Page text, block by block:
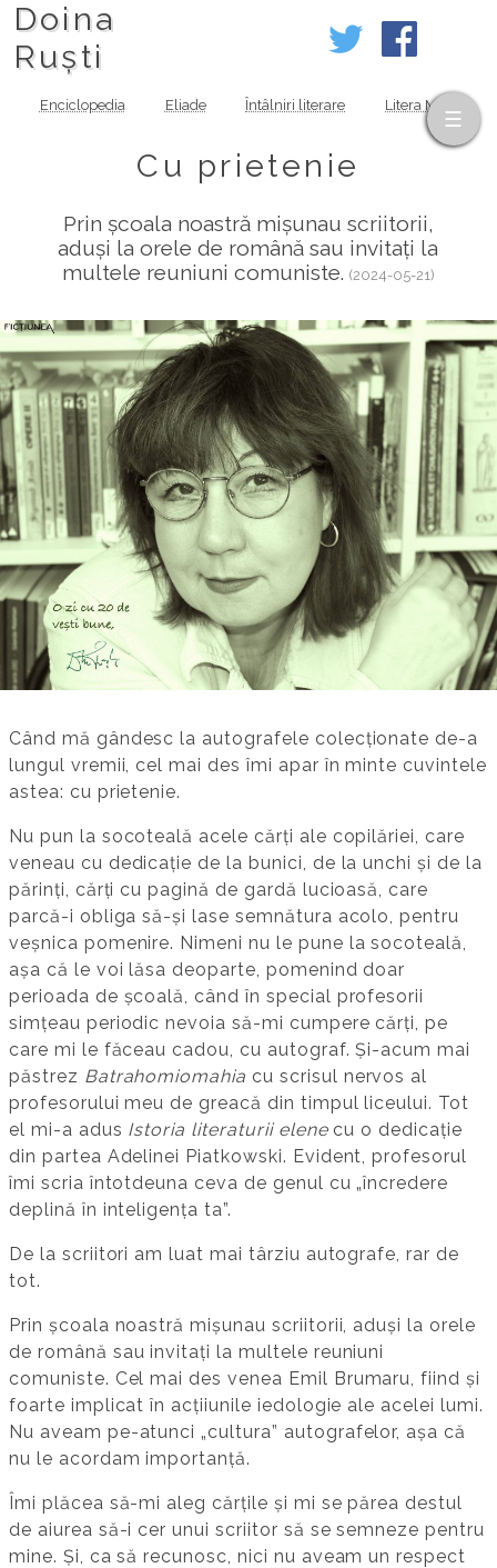
Doina
Ruști
Enciclopedia Eliade Întâlniri literare Litera MOV
Cu prietenie
Prin școala noastră mișunau scriitorii,
aduși la orele de română sau invitați la
multele reuniuni comuniste. (2024-05-21)
Când mă gândesc la autografele colecționate de-a
lungul vremii, cel mai des îmi apar în minte cuvintele
astea: cu prietenie.
Nu pun la socoteală acele cărți ale copilăriei, care
veneau cu dedicație de la bunici, de la unchi și de la
părinți, cărți cu pagină de gardă lucioasă, care
parcă-i obliga să-și lase semnătura acolo, pentru
veșnica pomenire. Nimeni nu le pune la socoteală,
așa că le voi lăsa deoparte, pomenind doar
perioada de școală, când în special profesorii
simțeau periodic nevoia să-mi cumpere cărți, pe
care mi le făceau cadou, cu autograf. Și-acum mai
păstrez Batrahomiomahia cu scrisul nervos al
profesorului meu de greacă din timpul liceului. Tot
el mi-a adus Istoria literaturii elenecu o dedicație
din partea Adelinei Piatkowski. Evident, profesorul
îmi scria întotdeuna ceva de genul cu „încredere
deplină în inteligența ta”.
De la scriitori am luat mai târziu autografe, rar de
tot.
Prin școala noastră mișunau scriitorii, aduși la orele
de română sau invitați la multele reuniuni
comuniste. Cel mai des venea Emil Brumaru, fiind și
foarte implicat în acțiiunile iedologie ale acelei lumi.
Nu aveam pe-atunci „cultura” autografelor, așa că
nu le acordam importanță.
Îmi plăcea să-mi aleg cărțile și mi se părea destul
de aiurea să-i cer unui scriitor să se semneze pentru
mine. Și, ca să recunosc, nici nu aveam un respect